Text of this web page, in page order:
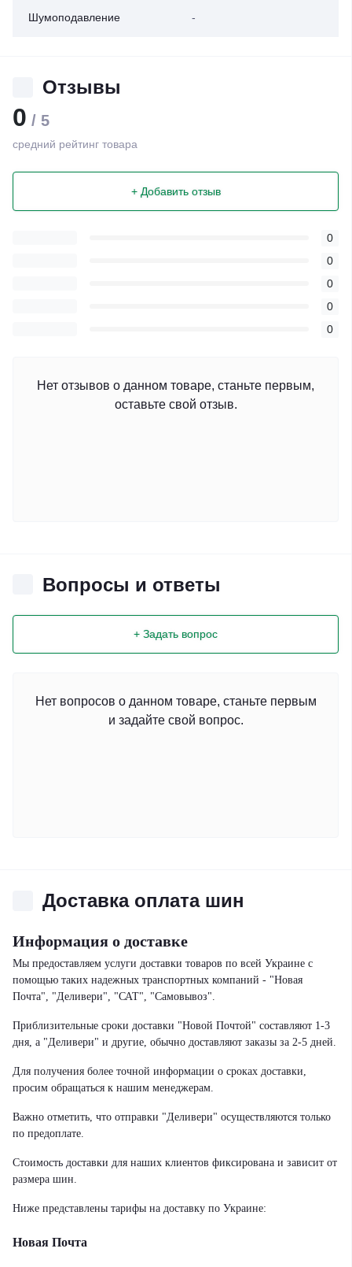
Шумоподавление -
Отзывы
0 / 5
средний рейтинг товара
+ Добавить отзыв
0
0
0
0
0
Нет отзывов о данном товаре, станьте первым,
оставьте свой отзыв.
Вопросы и ответы
+ Задать вопрос
Нет вопросов о данном товаре, станьте первым
и задайте свой вопрос.
Доставка оплата шин
Информация о доставке
Мы предоставляем услуги доставки товаров по всей Украине с
помощью таких надежных транспортных компаний - "Новая
Почта", "Деливери", "САТ", "Самовывоз".
Приблизительные сроки доставки "Новой Почтой" составляют 1-3
дня, а "Деливери" и другие, обычно доставляют заказы за 2-5 дней.
Для получения более точной информации о сроках доставки,
просим обращаться к нашим менеджерам.
Важно отметить, что отправки "Деливери" осуществляются только
по предоплате.
Стоимость доставки для наших клиентов фиксирована и зависит от
размера шин.
Ниже представлены тарифы на доставку по Украине:
Новая Почта